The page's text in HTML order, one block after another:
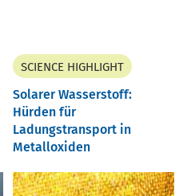
SCIENCE HIGHLIGHT
Solarer Wasserstoff:
Hürden für
Ladungstransport in
Metalloxiden